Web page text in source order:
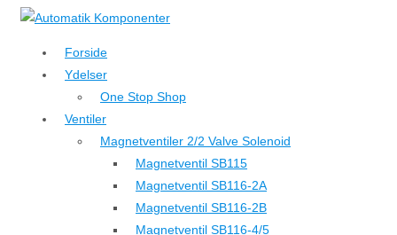
↓
hovedindhold
Forside
Ydelser
One Stop Shop
Ventiler
Magnetventiler 2/2 Valve Solenoid
Magnetventil SB115
Magnetventil SB116-2A
Magnetventil SB116-2B
Magnetventil SB116-4/5